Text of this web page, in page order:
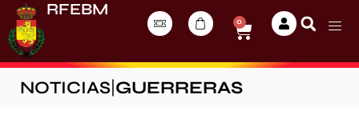
RFEBM
0
NOTICIAS GUERRERAS